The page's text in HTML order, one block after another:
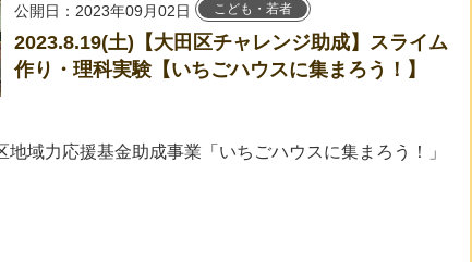
公開日：2023年09月02日 こども・若者
2023.8.19(土)【大田区チャレンジ助成】スライム
作り・理科実験【いちごハウスに集まろう！】
地域力応援基金助成事業「いちごハウスに集まろう！」